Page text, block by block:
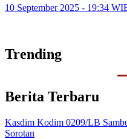
10 September 2025 - 19:34
Trending
Berita Terbaru
Kasdim Kodim 0209/LB
Sorotan